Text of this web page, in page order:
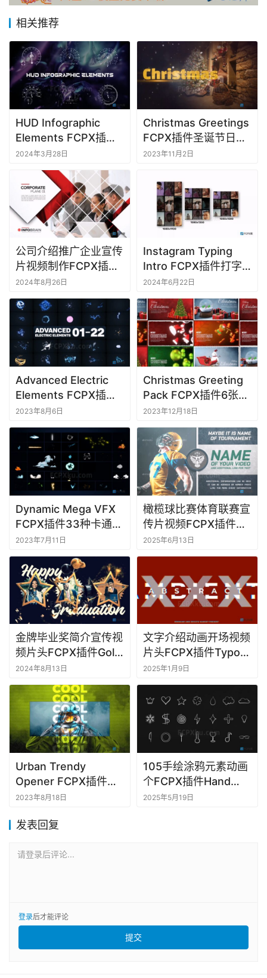
P
X
库
工
F
C
P
软
件
M
c
软
件
相关推荐
HUD Infographic
Elements FCPX插件
94种高科技信息图表
元素动画
2024年3月28日
Christmas Greetings
FCPX插件圣诞节日祝
福视频贺卡视频模板
2023年11月2日
公司介绍推广企业宣传
片视频制作FCPX插件
Corporate
2024年8月26日
Instagram Typing
Intro FCPX插件打字
介绍短视频媒体
2024年6月22日
Advanced Electric
Elements FCPX插件
61个发光电荷能量闪光
图形特效
2023年8月6日
Christmas Greeting
Pack FCPX插件6张圣
诞节贺卡动画视频
2023年12月18日
Dynamic Mega VFX
FCPX插件33种卡通视
觉特效动画元素
2023年7月11日
橄榄球比赛体育联赛宣
传片视频FCPX插件
American Football
Intro
2025年6月13日
金牌毕业奖简介宣传视
频片头FCPX插件Gold
Graduation Awards
Intro
2024年8月13日
文字介绍动画开场视频
片头FCPX插件Typo
Intro
2025年1月9日
Urban Trendy
Opener FCPX插件都
市时尚开场视频片头剪
2023年8月18日
105手绘涂鸦元素动画
个FCPX插件Hand
Drawn Doodle Pack
2025年5月19日
发表回复
请登录后评论...
登录后才能评论
提交